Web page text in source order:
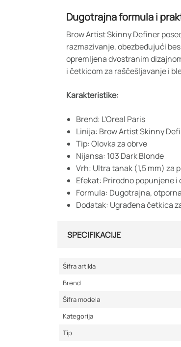
Dugotrajna formula i
Brow Artist Skinny Definer
razmazivanje, obezbeđujući
opremljena dvostranim
i četkicom za raščešljavanje i
Karakteristike:
Brend: L'Oreal Paris
Linija: Brow Artist Skinny
Tip: Olovka za obrve
Nijansa: 103 Dark Blonde
Vrh: Ultra tanak (1,5 mm) za
Efekat: Prirodno popunjene i
Formula: Dugotrajna,
Dodatak: Ugrađena četkica
SPECIFIKACIJE
Šifra artikla
Brend
Šifra modela
Kategorija
Tip